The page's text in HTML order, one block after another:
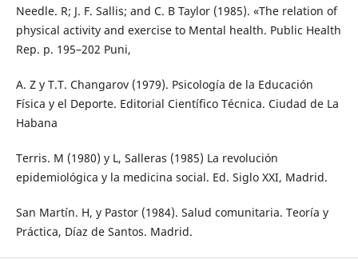
Needle. R; J. F. Sallis; and C. B Taylor (1985). «The relation of
physical activity and exercise to Mental health. Public Health
Rep. p. 195–202 Puni,
A. Z y T.T. Changarov (1979). Psicología de la Educación
Física y el Deporte. Editorial Científico Técnica. Ciudad de La
Habana
Terris. M (1980) y L, Salleras (1985) La revolución
epidemiológica y la medicina social. Ed. Siglo XXI, Madrid.
San Martín. H, y Pastor (1984). Salud comunitaria. Teoría y
Práctica, Díaz de Santos. Madrid.